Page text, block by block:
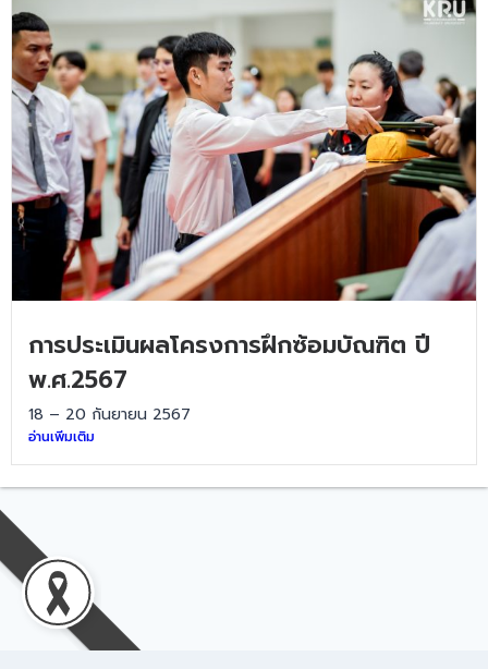
การประเมินผลโครงการฝึกซ้อมบัณฑิต ปี
พ.ศ.2567
18 – 20 กันยายน 2567
อ่านเพิ่มเติม